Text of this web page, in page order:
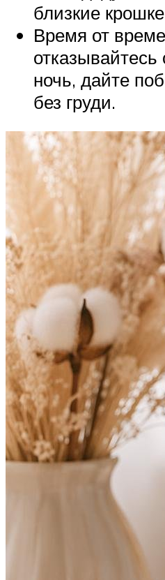
близкие
Время от
ночь, дайте
без груди.